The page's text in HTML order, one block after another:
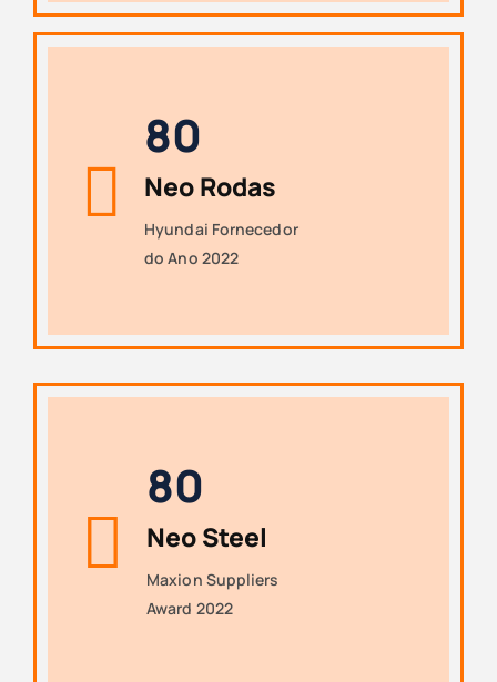
80
Neo Rodas
Hyundai Fornecedor
do Ano 2022
80
Neo Steel
Maxion Suppliers
Award 2022